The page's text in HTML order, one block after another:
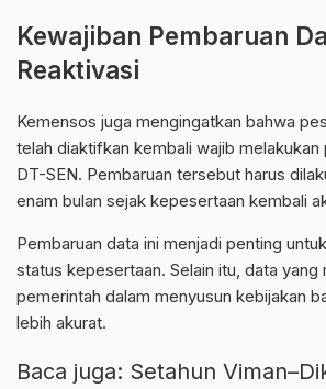
Kewajiban Pembaruan
Reaktivasi
Kemensos juga mengingatkan bahwa
telah diaktifkan kembali wajib melakukan
DT-SEN. Pembaruan tersebut harus
enam bulan sejak kepesertaan kembali
Pembaruan data ini menjadi penting
status kepesertaan. Selain itu, data yang
pemerintah dalam menyusun kebijakan
lebih akurat.
Baca juga: Setahun